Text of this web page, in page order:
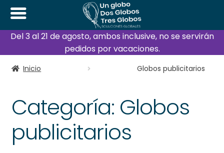
Del 3 al 21 de agosto, ambos inclusive, no se servirán
pedidos por vacaciones.
Inicio Globos publicitarios
Categoría: Globos
publicitarios